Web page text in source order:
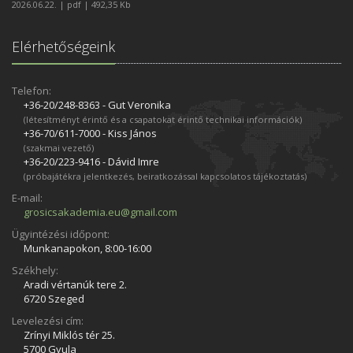
2026.06.22. | pdf | 492,35 Kb
Elérhetőségeink
Telefon:
+36-20/248­-8363 - Gut Veronika
(létesítményt érintő és a csapatokat érintő technikai információk)
+36-70/611­-7000 - Kiss János
(szakmai vezető)
+36-20/223­-9416 - Dávid Imre
(próbajátékra jelentkezés, beiratkozással kapcsolatos tájékoztatás)
E-mail:
grosicsakademia.eu@gmail.com
Ügyintézési időpont:
Munkanapokon, 8:00-16:00
Székhely:
Aradi vértanúk tere 2.
6720 Szeged
Levelezési cím:
Zrínyi Miklós tér 25.
5700 Gyula